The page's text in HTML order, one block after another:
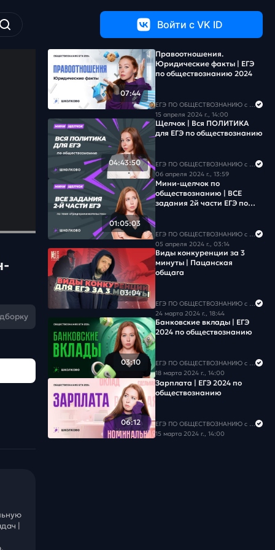
Войти c VK ID
|
07:44
Правоотношения.
Юридические факты | ЕГЭ
по обществознанию 2024
ЕГЭ ПО ОБЩЕСТВОЗНАНИЮ c Егором Кантом
15 апреля 2024 г., 14:00
04:43:50
Щелчок | Вся ПОЛИТИКА
для ЕГЭ по обществознанию
ЕГЭ ПО ОБЩЕСТВОЗНАНИЮ c Егором Кантом
06 апреля 2024 г., 13:59
01:05:03
Мини-щелчок по
обществознанию | ВСЕ
задания 2й части ЕГЭ по
ЕГЭ ПО ОБЩЕСТВОЗНАНИЮ c Егором Кантом
05 апреля 2024 г., 03:14
03:04
Виды конкуренции за 3
минуты | Пацанская
общага
ЕГЭ ПО ОБЩЕСТВОЗНАНИЮ c Егором Кантом
24 марта 2024 г., 18:44
03:10
Банковские вклады | ЕГЭ
2024 по обществознанию
ЕГЭ ПО ОБЩЕСТВОЗНАНИЮ c Егором Кантом
18 марта 2024 г., 14:00
06:12
Зарплата | ЕГЭ 2024 по
обществознанию
ЕГЭ ПО ОБЩЕСТВОЗНАНИЮ c Егором Кантом
15 марта 2024 г., 14:00